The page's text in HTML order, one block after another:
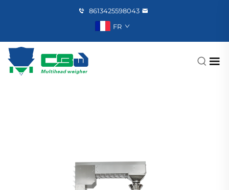
8613425598043
FR